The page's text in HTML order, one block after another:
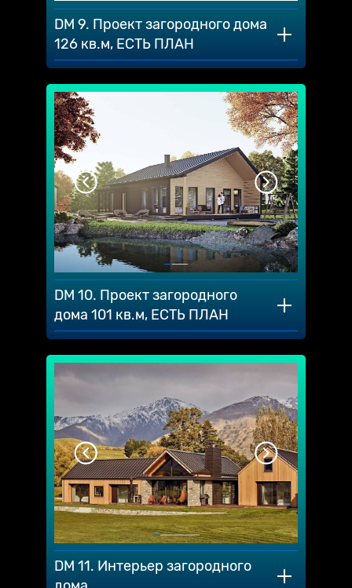
DM 9. Проект загородного дома
126 кв.м, ЕСТЬ ПЛАН
DM 10. Проект загородного
дома 101 кв.м, ЕСТЬ ПЛАН
DM 11. Интерьер загородного